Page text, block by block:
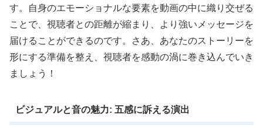
す。自身のエモーショナルな要素を動画の中に織り交ぜる
ことで、視聴者との距離が縮まり、より強いメッセージを
届けることができるのです。さあ、あなたのストーリーを
形にする準備を整え、視聴者を感動の渦に巻き込んでいき
ましょう！
ビジュアルと音の魅力: 五感に訴える演出